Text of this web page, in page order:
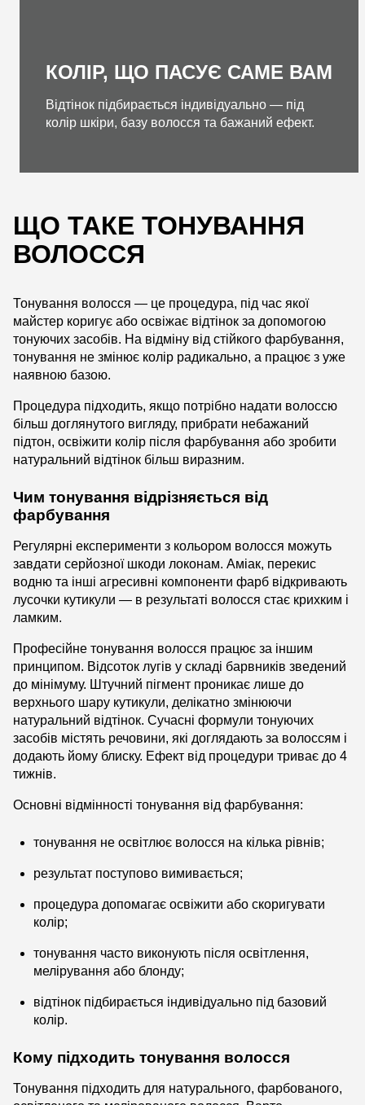
КОЛІР, ЩО ПАСУЄ САМЕ ВАМ
Відтінок підбирається індивідуально — під
колір шкіри, базу волосся та бажаний ефект.
ЩО ТАКЕ ТОНУВАННЯ
ВОЛОССЯ
Тонування волосся — це процедура, під час якої
майстер коригує або освіжає відтінок за допомогою
тонуючих засобів. На відміну від стійкого фарбування,
тонування не змінює колір радикально, а працює з уже
наявною базою.
Процедура підходить, якщо потрібно надати волоссю
більш доглянутого вигляду, прибрати небажаний
підтон, освіжити колір після фарбування або зробити
натуральний відтінок більш виразним.
Чим тонування відрізняється від
фарбування
Регулярні експерименти з кольором волосся можуть
завдати серйозної шкоди локонам. Аміак, перекис
водню та інші агресивні компоненти фарб відкривають
лусочки кутикули — в результаті волосся стає крихким і
ламким.
Професійне тонування волосся працює за іншим
принципом. Відсоток лугів у складі барвників зведений
до мінімуму. Штучний пігмент проникає лише до
верхнього шару кутикули, делікатно змінюючи
натуральний відтінок. Сучасні формули тонуючих
засобів містять речовини, які доглядають за волоссям і
додають йому блиску. Ефект від процедури триває до 4
тижнів.
Основні відмінності тонування від фарбування:
тонування не освітлює волосся на кілька рівнів;
результат поступово вимивається;
процедура допомагає освіжити або скоригувати
колір;
тонування часто виконують після освітлення,
мелірування або блонду;
відтінок підбирається індивідуально під базовий
колір.
Кому підходить тонування волосся
Тонування підходить для натурального, фарбованого,